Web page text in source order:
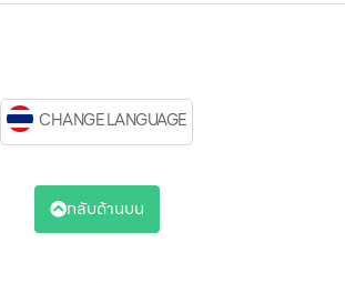
CHANGE LANGUAGE
กลับด้านบน